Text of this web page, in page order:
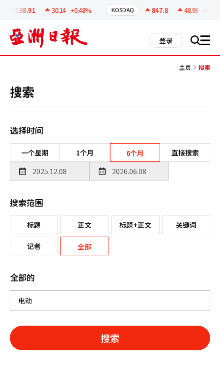
6288.91 30.14 +0.48% KOSDAQ 847.8 48.99 +6.13%
登录 搜 all
主页 搜索
搜索
选择时间
一个星期 1个月 6个月 直接搜索
搜索范围
标题 正文 标题+正文 关键词
记者 全部
全部的
搜索